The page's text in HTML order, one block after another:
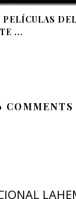
DEL
...
COMMENTS